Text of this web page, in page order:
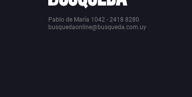
Pablo de María 1042 - 2418 8280
busquedaonline@busqueda.com.uy